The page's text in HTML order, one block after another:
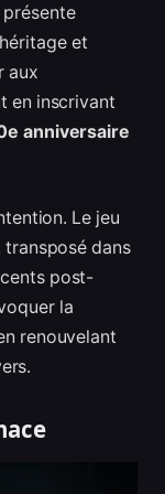
et
aux
en inscrivant
anniversaire
Le jeu
transposé dans
post-
la
renouvelant